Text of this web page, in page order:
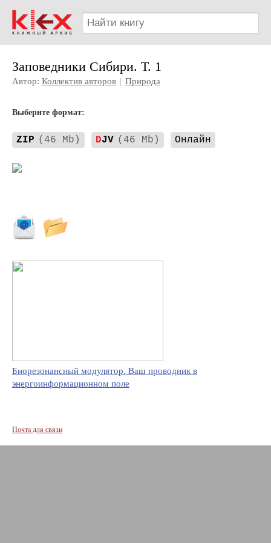
Заповедники Сибири. Т. 1
Автор: Коллектив авторов | Природа
Выберите формат:
ZIP (46 Mb) DJV (46 Mb) Онлайн
Биорезонансный модулятор. Ваш проводник в
энергоинформационном поле
Почта для связи